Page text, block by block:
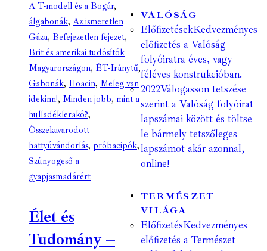
A T-modell és a Bogár,
álgabonák, Az ismeretlen
Gáza, Befejezetlen fejezet,
Brit és amerikai tudósítók
Magyarországon, ÉT-Iránytű,
Gabonák, Hoacin, Meleg van
idekinn!, Minden jobb, mint a
hulladéklerakó?,
Összekavarodott
hattyúvándorlás, próbacipók,
Szúnyogeső a
gyapjasmadárért
Élet és
Tudomány –
VALÓSÁG
ElőfizetésekKedvezményes
előfizetés a Valóság
folyóiratra éves, vagy
féléves konstrukcióban.
2022Válogasson tetszése
szerint a Valóság folyóirat
lapszámai között és töltse
le bármely tetszőleges
lapszámot akár azonnal,
online!
TERMÉSZET
VILÁGA
ElőfizetésKedvezményes
előfizetés a Természet